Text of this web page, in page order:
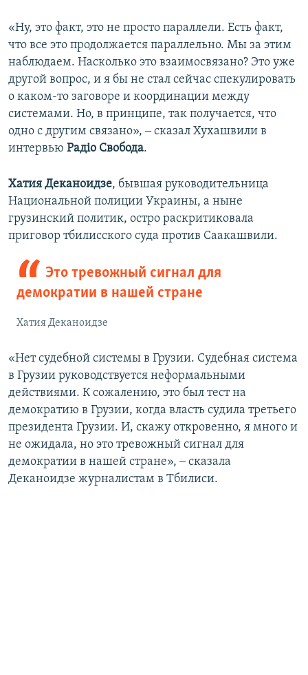
«Ну, это факт, это не просто параллели. Есть факт,
что все это продолжается параллельно. Мы за этим
наблюдаем. Насколько это взаимосвязано? Это уже
другой вопрос, и я бы не стал сейчас спекулировать
о каком-то заговоре и координации между
системами. Но, в принципе, так получается, что
одно с другим связано», ‒ сказал Хухашвили в
интервью Радіо Свобода.
Хатия Деканоидзе, бывшая руководительница
Национальной полиции Украины, а ныне
грузинский политик, остро раскритиковала
приговор тбилисского суда против Саакашвили.
Это тревожный сигнал для
демократии в нашей стране
Хатия Деканоидзе
«Нет судебной системы в Грузии. Судебная система
в Грузии руководствуется неформальными
действиями. К сожалению, это был тест на
демократию в Грузии, когда власть судила третьего
президента Грузии. И, скажу откровенно, я много и
не ожидала, но это тревожный сигнал для
демократии в нашей стране», ‒ сказала
Деканоидзе журналистам в Тбилиси.